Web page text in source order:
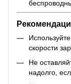
скорости
Не
надолго,